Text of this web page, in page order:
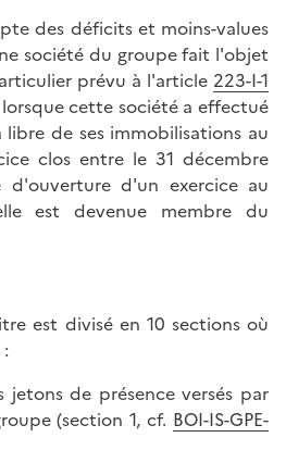
des déficits et moins-values
société du groupe fait l'objet
prévu à l'article 223-I-1
lorsque cette société a effectué
de ses immobilisations au
clos entre le 31 décembre
d'un exercice au
est devenue membre du
est divisé en 10 sections où
de présence versés par
(section 1, cf. BOI-IS-GPE-